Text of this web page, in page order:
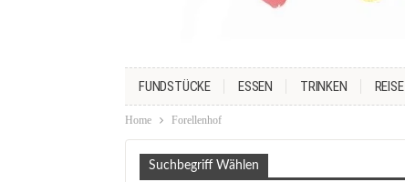
FUNDSTÜCKE ESSEN TRINKEN REISE
Home Forellenhof
Suchbegriff Wählen